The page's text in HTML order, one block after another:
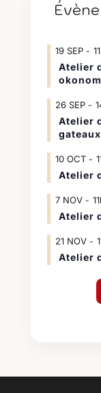
19 SEP
Atelier
26 SEP
Atelier
10 OCT
Atelier
7 NOV
Atelier
21 NOV
Atelier